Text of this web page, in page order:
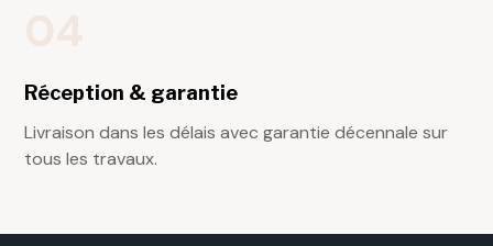
04
Réception & garantie
Livraison dans les délais avec garantie décennale sur
tous les travaux.